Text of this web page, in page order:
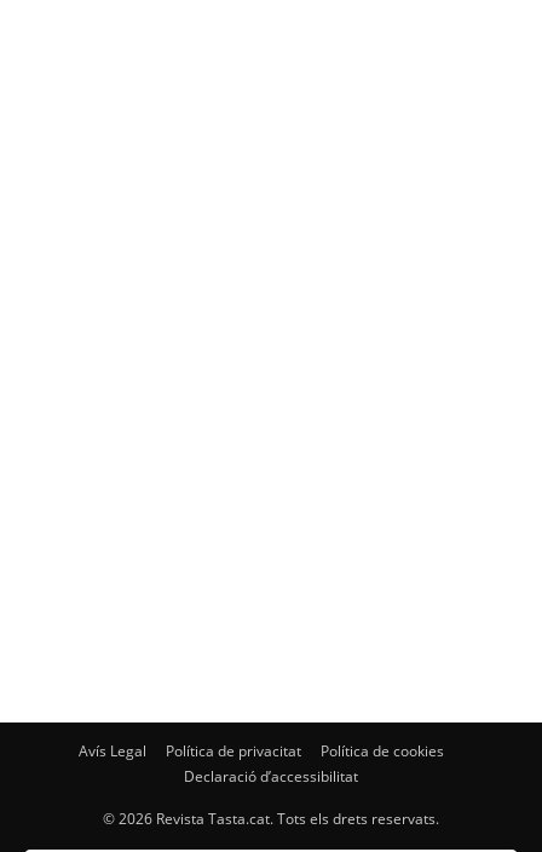
Avís Legal Política de privacitat
Política de cookies
Declaració d’accessibilitat
© 2026 Revista Tasta.cat. Tots els drets reservats.